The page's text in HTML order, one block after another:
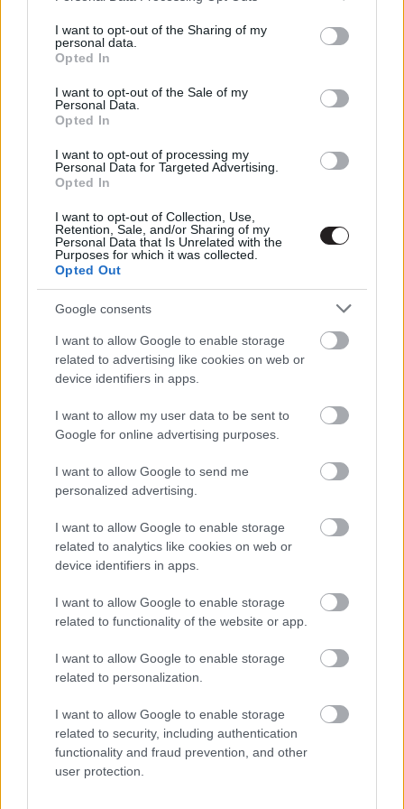
not limited to your visit or usage behaviour. You may click to
grant or deny consent to Google and its third-party tags to
use your data for below specified purposes in below Google
consent section.
I want to opt-out of the Sharing of my
personal data.
Opted In
I want to opt-out of the Sale of my
Personal Data.
Opted In
I want to opt-out of processing my
Personal Data for Targeted Advertising.
Opted In
I want to opt-out of Collection, Use,
Retention, Sale, and/or Sharing of my
Personal Data that Is Unrelated with the
Purposes for which it was collected.
Opted Out
Google consents
I want to allow Google to enable storage
related to advertising like cookies on web or
device identifiers in apps.
I want to allow my user data to be sent to
Google for online advertising purposes.
I want to allow Google to send me
personalized advertising.
I want to allow Google to enable storage
related to analytics like cookies on web or
device identifiers in apps.
I want to allow Google to enable storage
related to functionality of the website or app.
I want to allow Google to enable storage
related to personalization.
I want to allow Google to enable storage
related to security, including authentication
functionality and fraud prevention, and other
user protection.
Arctalan ellenségegy csendes, jobbára eseménytelen
és teljességgel középszerű dráma, ami moralizálgat,
felhívja a figyelmet a háború szörnyűségeire és arról
próbál saját magával vitát folytatni, hogy vajon az a
bizonyos járulékos veszteség megéri-e azt nézve, hogy
legalább a terroristák is odavesztek egy súlyos robbanás
következtében. A gond ott van, hogy nem mond olyat,
tudtunk volna meg. Az persze valamelyest újszerűnek
hat, hogy ezúttal a harc nem közelharcból áll és
tűzharcokból, hanem bármi személyes kontaktus nélküli
arctalan, távolsági konfrontációból. A kérdésfelvetések
ezt nézve jók - jó érzékkel tapint a film arra, hogy ezek a
vezettek se igazi repülőt és nem lőttek igazi fegyverrel:
playstation-ön, lövöldözős játékokon nevelkedett éretlen
kamaszok ezek, vagy legalábbis a jövő generációja
mindenképp az lesz. Ezt a problémafelvetést, ahogy a
módon hajtogatja, miközben nagyon lassan és nagyon
csendesen gördíti a cselekményt előre, amelynek nagy
részében azt látjuk, hogy Ethan Hawke nagyon